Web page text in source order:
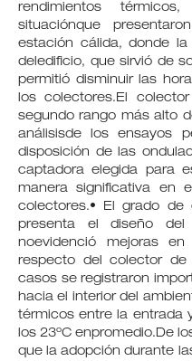
rendimientos
situaciónque
estación cálida, donde
deledificio, que sirvió de
permitió disminuir las
los colectores.El
segundo rango más alto
análisisde los ensayos
disposición de las
captadora elegida para
manera significativa en
colectores.• El grado de
presenta el diseño
noevidenció mejoras
respecto del colector
casos se registraron
hacia el interior del
térmicos entre la entrada
los 23ºC enpromedio.De
que la adopción durante